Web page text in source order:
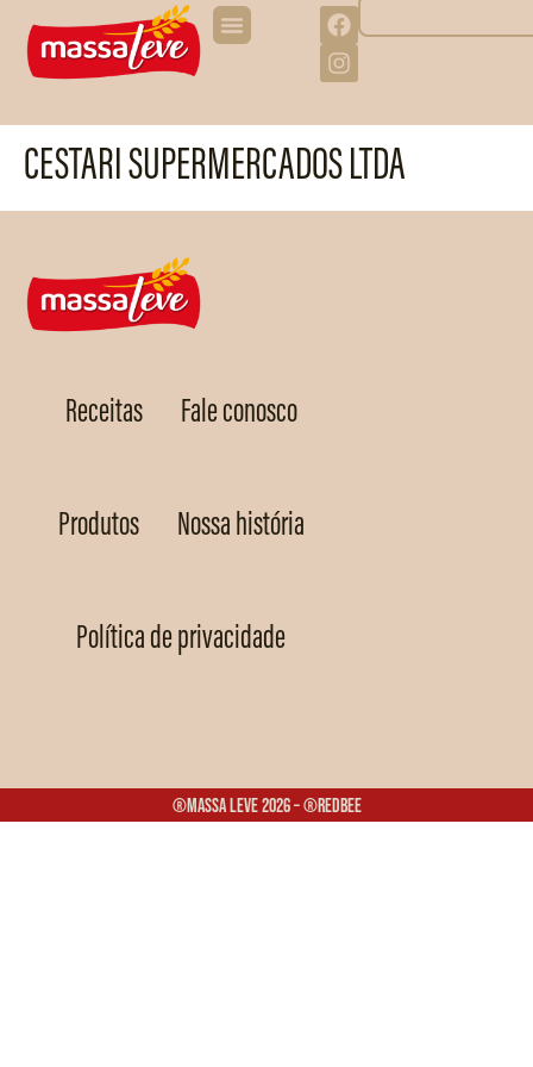
CESTARI SUPERMERCADOS LTDA
Receitas Fale conosco
Produtos Nossa história
Política de privacidade
®Massa Leve 2026 – ®Redbee